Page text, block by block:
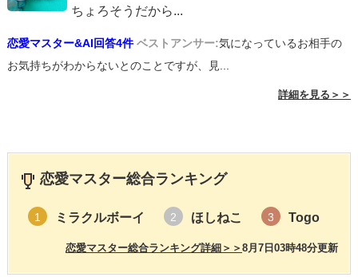
ちょろそうだから...
恋愛マスター&AI回答4件 ベストアンサー:気になっているお相手の
お気持ちがわからないとのことですが、見...
詳細を見る＞＞
恋愛マスター総合ランキング
1 ミラクルボーイ 2 ほしねこ 3 Togo
8月7日03時48分更新
恋愛マスター総合ランキング詳細＞＞